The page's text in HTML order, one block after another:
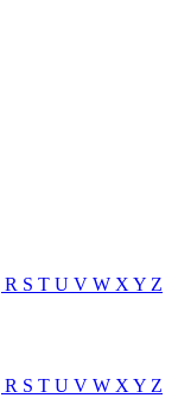
R S T U V W XY Z
R S T U V W X Y Z